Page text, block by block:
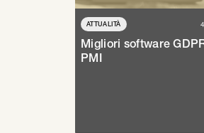
ATTUALITÀ
Migliori software
PMI